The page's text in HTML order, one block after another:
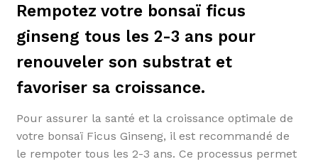
Rempotez votre bonsaï ficus
ginseng tous les 2-3 ans pour
renouveler son substrat et
favoriser sa croissance.
Pour assurer la santé et la croissance optimale de
votre bonsaï Ficus Ginseng, il est recommandé de
le rempoter tous les 2-3 ans. Ce processus permet